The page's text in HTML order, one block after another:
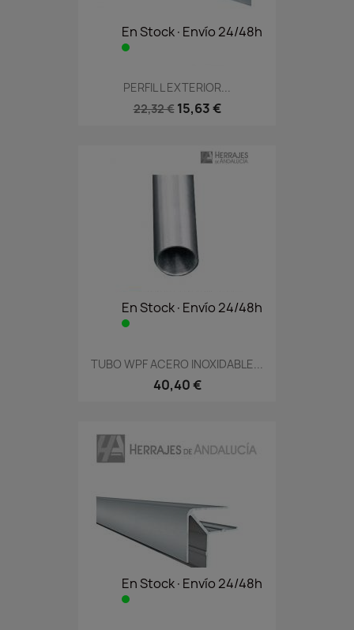
En Stock·Envío 24/48h
PERFIL L EXTERIOR...
22,32 € 15,63 €
En Stock·Envío 24/48h
TUBO WPF ACERO INOXIDABLE...
40,40 €
En Stock·Envío 24/48h